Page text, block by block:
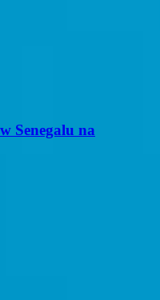
Senegalu na